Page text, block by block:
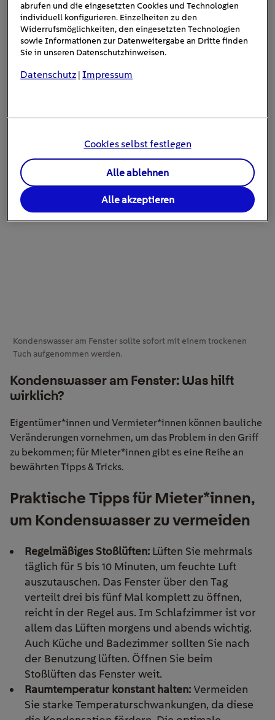
Ein wenig Kondenswasser, insbesondere in den Ecken der
Fenster oder in Räumen mit hoher Luftfeuchtigkeit wie
Küchen und Bädern, ist normal. Problematisch wird es,
ansammelt, da dies zu Schimmel und Schäden an
Lüften verschwindet.
Kondenswasser am Fenster sollte sofort mit einem trockenen
Tuch aufgenommen werden.
Kondenswasser am Fenster: Was hilft
wirklich?
Eigentümer*innen und Vermieter*innen können bauliche
Veränderungen vornehmen, um das Problem in den Griff
zu bekommen; für Mieter*innen gibt es eine Reihe an
bewährten Tipps & Tricks.
Praktische Tipps für Mieter*innen,
um Kondenswasser zu vermeiden
Regelmäßiges Stoßlüften: Lüften Sie mehrmals
täglich für 5 bis 10 Minuten, um feuchte Luft
auszutauschen. Das Fenster über den Tag
verteilt drei bis fünf Mal komplett zu öffnen,
reicht in der Regel aus. Im Schlafzimmer ist vor
allem das Lüften morgens und abends wichtig.
Auch Küche und Badezimmer sollten Sie nach
der Benutzung lüften. Öffnen Sie beim
Stoßlüften das Fenster weit.
Raumtemperatur konstant halten:Vermeiden
Sie starke Temperaturschwankungen, da diese
abrufen und die eingesetzten Cookies und Technologien
individuell konfigurieren. Einzelheiten zu den
Widerrufsmöglichkeiten, den eingesetzten Technologien
sowie Informationen zur Datenweitergabe an Dritte finden
Sie in unseren Datenschutzhinweisen.
Datenschutz |Impressum
Cookies selbst festlegen
Alle ablehnen
Alle akzeptieren